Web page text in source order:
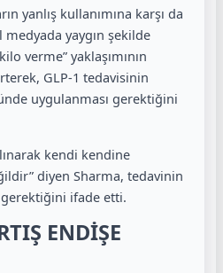
yanlış kullanımına karşı da
yaygın şekilde
verme” yaklaşımının
GLP-1 tedavisinin
uygulanması gerektiğini
kendi kendine
diyen Sharma, tedavinin
ifade etti.
ENDİŞE